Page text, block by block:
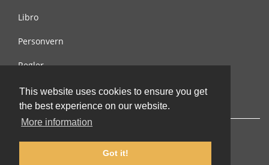
This website uses cookies to ensure you get
the best experience on our website.
More information
Got it!
Libro
Personvern
Regler
Kontakt oss